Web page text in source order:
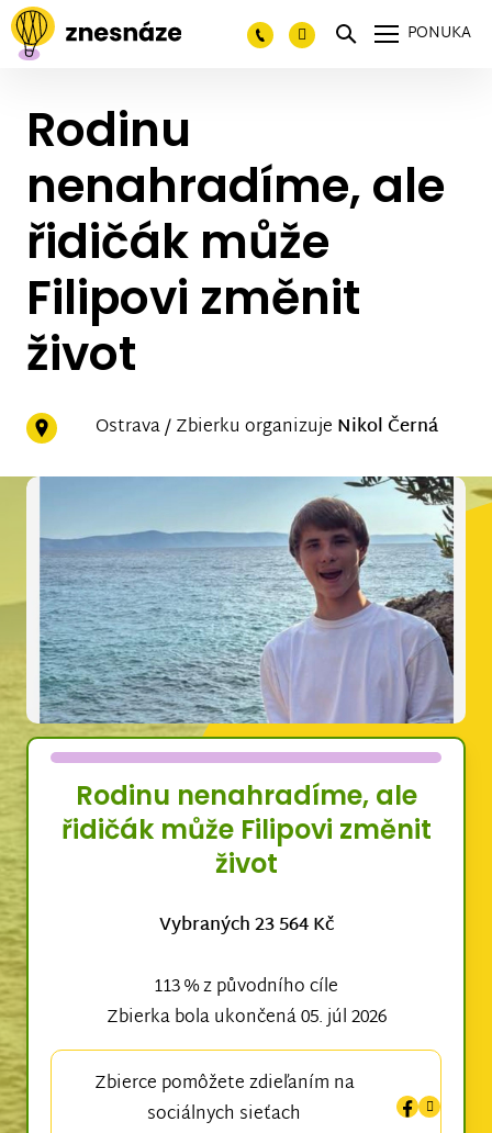
PONUKA
Rodinu
nenahradíme, ale
řidičák může
Filipovi změnit
život
Ostrava / Zbierku organizuje Nikol Černá
Rodinu nenahradíme, ale
řidičák může Filipovi změnit
život
Vybraných 23 564 Kč
113 % z původního cíle
Zbierka bola ukončená 05. júl 2026
Zbierce pomôžete zdieľaním na
sociálnych sieťach